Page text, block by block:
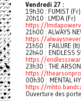
Vendredi 27 :
19h30 : FUMIST (Fr)
20h10 : LMDA (Fr)
https://
21h00 : ALWAYS
https://
21h50 : FAILURE (It)
22h40 : ENDLESS
https://
23h30 : THE ARSON
https://
00h30 : MENTAL
https://
Ouverture des